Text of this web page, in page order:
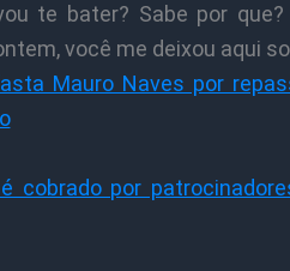
te bater? Sabe por
você me deixou aqui
Mauro Naves por
cobrado por